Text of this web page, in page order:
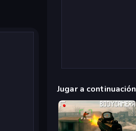
Jugar a continuación